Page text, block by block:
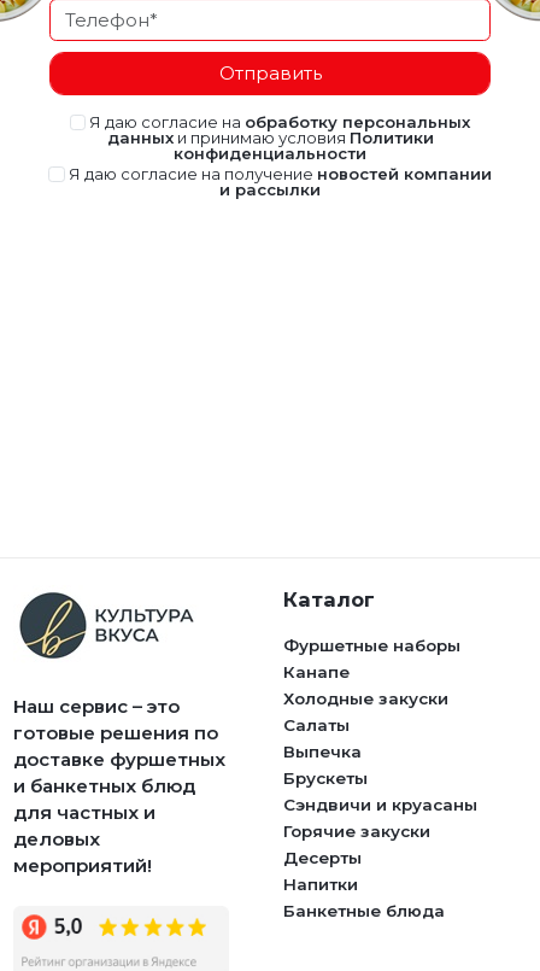
Отправить
Я даю согласие на обработку персональных
данныхи принимаю условия Политики
конфиденциальности
Я даю согласие на получение новостей компании
и рассылки
Наш сервис – это
готовые решения по
доставке фуршетных
и банкетных блюд
для частных и
деловых
мероприятий!
Каталог
Фуршетные наборы
Канапе
Холодные закуски
Салаты
Выпечка
Брускеты
Сэндвичи и круасаны
Горячие закуски
Десерты
Напитки
Банкетные блюда